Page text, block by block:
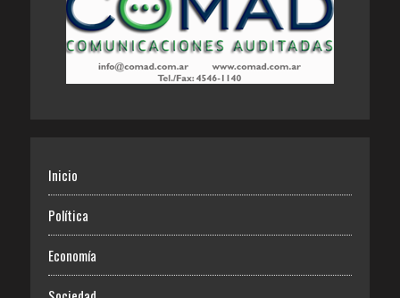
Inicio
Política
Economía